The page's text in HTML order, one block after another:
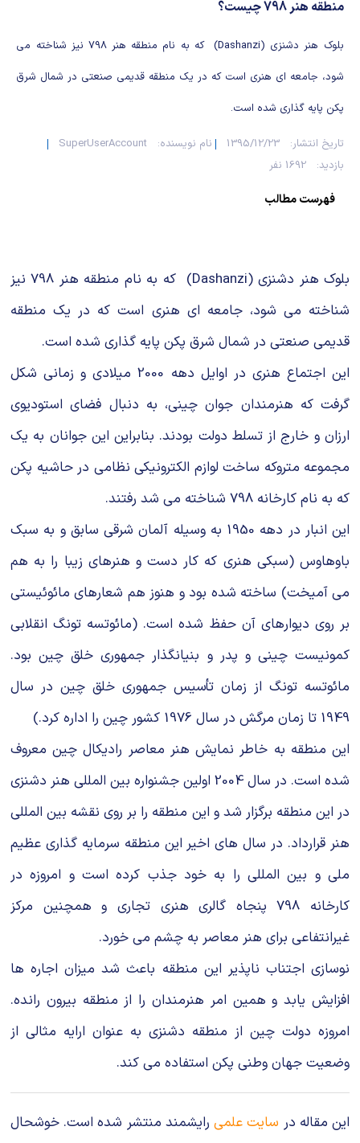
منطقه هنر 798 چیست؟
بلوک هنر دشنزی (Dashanzi) که به نام منطقه هنر 798 نیز شناخته می
شود، جامعه ای هنری است که در یک منطقه قدیمی صنعتی در شمال شرق
پکن پایه گذاری شده است.
تاریخ انتشار: 1395/12/23 نام نویسنده:
SuperUserAccount
بازدید:
1692 نفر
فهرست مطالب
بلوک هنر دشنزی (Dashanzi) که به نام منطقه هنر 798 نیز
شناخته می شود، جامعه ای هنری است که در یک منطقه
قدیمی صنعتی در شمال شرق پکن پایه گذاری شده است.
این اجتماع هنری در اوایل دهه 2000 میلادی و زمانی شکل
گرفت که هنرمندان جوان چینی، به دنبال فضای استودیوی
ارزان و خارج از تسلط دولت بودند. بنابراین این جوانان به یک
مجموعه متروکه ساخت لوازم الکترونیکی نظامی در حاشیه پکن
که به نام کارخانه 798 شناخته می شد رفتند.
این انبار در دهه 1950 به وسیله آلمان شرقی سابق و به سبک
باوهاوس (سبکی هنری که کار دست و هنرهای زیبا را به هم
می آمیخت) ساخته شده بود و هنوز هم شعارهای مائوئیستی
بر روی دیوارهای آن حفظ شده است. (مائوتسه تونگ انقلابی
کمونیست چینی و پدر و بنیانگذار جمهوری خلق چین بود.
مائوتسه تونگ از زمان تأسیس جمهوری خلق چین در سال
1949 تا زمان مرگش در سال 1976 کشور چین را اداره کرد.)
این منطقه به خاطر نمایش هنر معاصر رادیکال چین معروف
شده است. در سال 2004 اولین جشنواره بین المللی هنر دشنزی
در این منطقه برگزار شد و این منطقه را بر روی نقشه بین المللی
هنر قرارداد. در سال های اخیر این منطقه سرمایه گذاری عظیم
ملی و بین المللی را به خود جذب کرده است و امروزه در
کارخانه 798 پنجاه گالری هنری تجاری و همچنین مرکز
غیرانتفاعی برای هنر معاصر به چشم می خورد.
نوسازی اجتناب ناپذیر این منطقه باعث شد میزان اجاره ها
افزایش یابد و همین امر هنرمندان را از منطقه بیرون رانده.
امروزه دولت چین از منطقه دشنزی به عنوان ارایه مثالی از
وضعیت جهان وطنی پکن استفاده می کند.
این مقاله در سایت علمیرایشمند منتشر شده است. خوشحال
صلاح های شیمیایی
مطالب جالب شیمی
شیمی عمومی
شیمی سبز
روانپزشکی
طب سنتی